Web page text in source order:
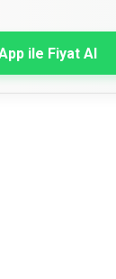
ile Fiyat Al